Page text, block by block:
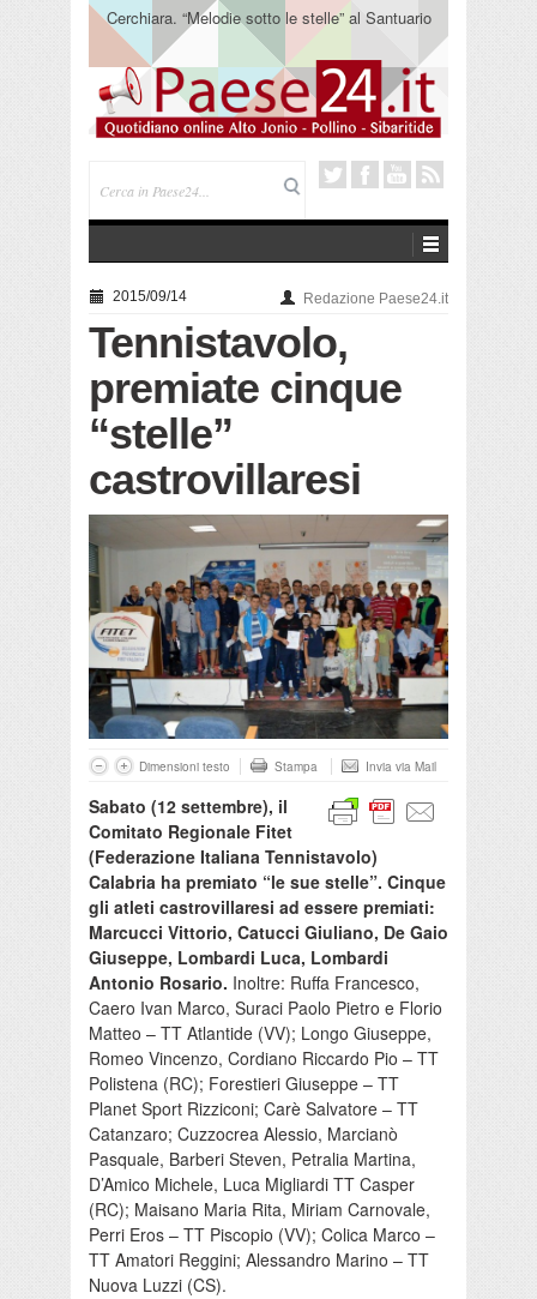
Cerchiara. “Melodie sotto le stelle” al Santuario
Madonna delle Armi
2015/09/14 Redazione Paese24.it
Tennistavolo,
premiate cinque
“stelle”
castrovillaresi
Dimensioni testo Stampa Invia via Mail
Sabato (12 settembre), il
Comitato Regionale Fitet
(Federazione Italiana Tennistavolo)
Calabria ha premiato “le sue stelle”. Cinque
gli atleti castrovillaresi ad essere premiati:
Marcucci Vittorio, Catucci Giuliano, De Gaio
Giuseppe, Lombardi Luca, Lombardi
Antonio Rosario. Inoltre: Ruffa Francesco,
Caero Ivan Marco, Suraci Paolo Pietro e Florio
Matteo – TT Atlantide (VV); Longo Giuseppe,
Romeo Vincenzo, Cordiano Riccardo Pio – TT
Polistena (RC); Forestieri Giuseppe – TT
Planet Sport Rizziconi; Carè Salvatore – TT
Catanzaro; Cuzzocrea Alessio, Marcianò
Pasquale, Barberi Steven, Petralia Martina,
D’Amico Michele, Luca Migliardi TT Casper
(RC); Maisano Maria Rita, Miriam Carnovale,
Perri Eros – TT Piscopio (VV); Colica Marco –
TT Amatori Reggini; Alessandro Marino – TT
Nuova Luzzi (CS).